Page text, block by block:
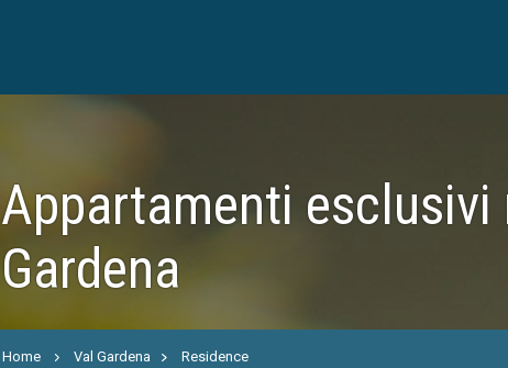
Appartamenti esclusivi
Gardena
Home Val Gardena Residence